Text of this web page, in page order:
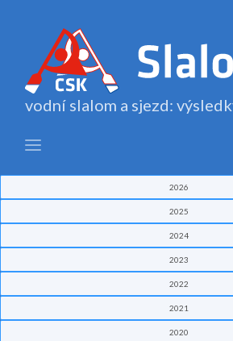
vodní slalom a sjezd:
2026
2025
2024
2023
2022
2021
2020